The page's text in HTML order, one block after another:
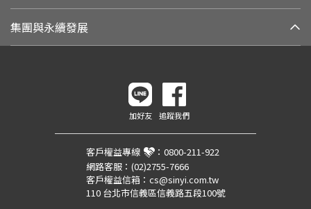
集團與永續發展
加好友 追蹤我們
客戶權益專線 ： 0800-211-922
網路客服： (02)2755-7666
客戶權益信箱： cs@sinyi.com.tw
110 台北市信義區信義路五段100號